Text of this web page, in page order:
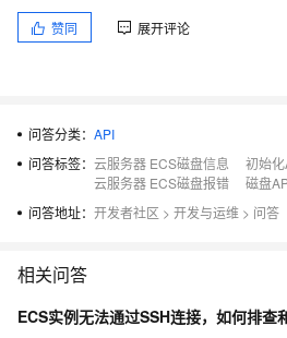
赞同 展开评论
问答分类： API
问答标签： 云服务器 ECS磁盘信息 初始
云服务器 ECS磁盘报错
磁盘
问答地址： 开发者社区 > 开发与运维 > 问答
相关问答
ECS实例无法通过SSH连接，如何排查